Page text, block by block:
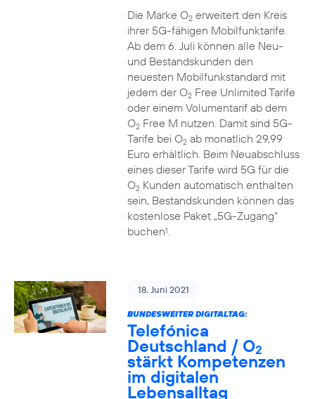
Die Marke O2erweitert den Kreis
ihrer 5G-fähigen Mobilfunktarife.
Ab dem 6. Juli können alle Neu-
und Bestandskunden den
neuesten Mobilfunkstandard mit
jedem der O2Free Unlimited Tarife
oder einem Volumentarif ab dem
O2Free M nutzen. Damit sind 5G-
Tarife bei O2ab monatlich 29,99
Euro erhältlich. Beim Neuabschluss
eines dieser Tarife wird 5G für die
O2Kunden automatisch enthalten
sein, Bestandskunden können das
kostenlose Paket „5G-Zugang“
buchen1.
18. Juni 2021
BUNDESWEITER DIGITALTAG:
Telefónica
Deutschland / O2
stärkt Kompetenzen
im digitalen
Lebensalltag